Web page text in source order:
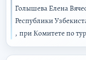
Голышева Елена
Республики
, при Комитете по